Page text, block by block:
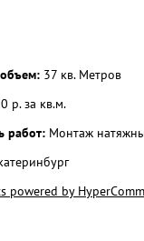
37 кв. Метров
р. за кв.м.
работ: Монтаж
powered by